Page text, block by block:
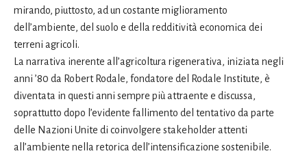
mirando, piuttosto, ad un costante miglioramento
dell’ambiente, del suolo e della redditività economica dei
terreni agricoli.
La narrativa inerente all’agricoltura rigenerativa, iniziata negli
anni ’80 da Robert Rodale, fondatore del Rodale Institute, è
diventata in questi anni sempre più attraente e discussa,
soprattutto dopo l’evidente fallimento del tentativo da parte
delle Nazioni Unite di coinvolgere stakeholder attenti
all’ambiente nella retorica dell’intensificazione sostenibile.